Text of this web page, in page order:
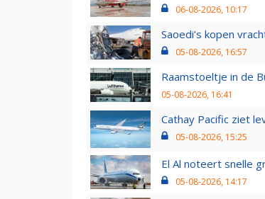
06-08-2026, 10:17
Saoedi’s kopen
05-08-2026, 16:57
Raamstoeltje in de
05-08-2026, 16:41
Cathay Pacific ziet
05-08-2026, 15:25
El Al noteert snelle
05-08-2026, 14:17